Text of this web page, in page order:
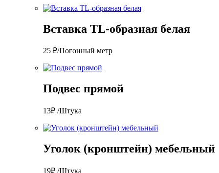
Вставка TL-образная белая
25 ₽/Погонный метр
Подвес прямой
13₽ /Штука
Уголок (кронштейн) мебельный
19₽ /Штука